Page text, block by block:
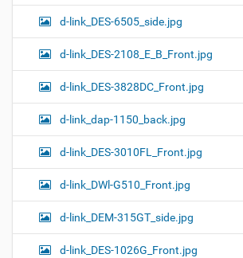
d-link_DES-6505_side.jpg
d-link_DES-2108_E_B_Front.jpg
d-link_DES-3828DC_Front.jpg
d-link_dap-1150_back.jpg
d-link_DES-3010FL_Front.jpg
d-link_DWl-G510_Front.jpg
d-link_DEM-315GT_side.jpg
d-link_DES-1026G_Front.jpg